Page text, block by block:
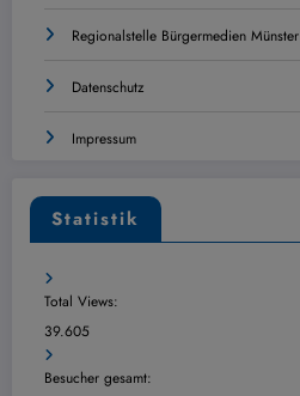
Regionalstelle Bürgermedien Münster
Datenschutz
Impressum
Statistik
Total Views:
39.605
Besucher gesamt: